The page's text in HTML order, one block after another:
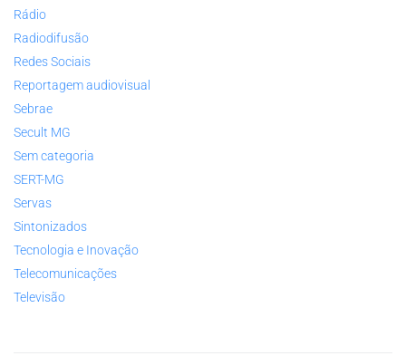
Rádio
Radiodifusão
Redes Sociais
Reportagem audiovisual
Sebrae
Secult MG
Sem categoria
SERT-MG
Servas
Sintonizados
Tecnologia e Inovação
Telecomunicações
Televisão